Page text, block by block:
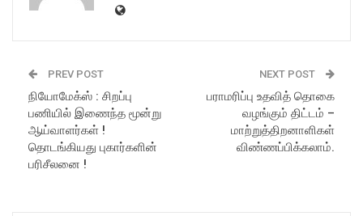
PREV POST
நியோமேக்ஸ் : சிறப்பு
பணியில் இணைந்த மூன்று
ஆய்வாளர்கள் !
தொடங்கியது புகார்களின்
பரிசீலனை !
NEXT POST
பராமரிப்பு உதவித் தொகை
வழங்கும் திட்டம் –
மாற்றுத்திறனாளிகள்
விண்ணப்பிக்கலாம்.